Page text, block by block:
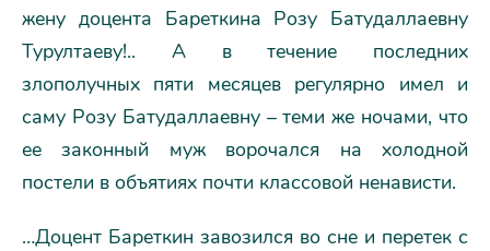
жену доцента Бареткина Розу Батудаллаевну
Турултаеву!.. А в течение последних
злополучных пяти месяцев регулярно имел и
саму Розу Батудаллаевну – теми же ночами, что
ее законный муж ворочался на холодной
постели в объятиях почти классовой ненависти.
…Доцент Бареткин завозился во сне и перетек с